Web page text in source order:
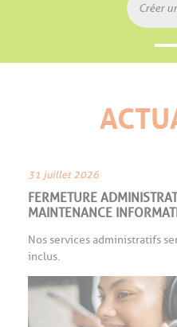
Créer
31 juillet 2026
FERMETURE
MAINTENANCE
Nos services administratifs
inclus.